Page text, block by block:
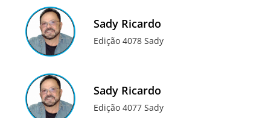
Sady Ricardo
Edição 4078 Sady
Sady Ricardo
Edição 4077 Sady